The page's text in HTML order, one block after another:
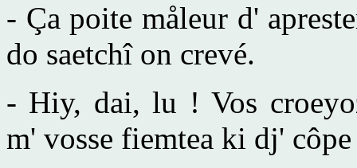
- Ça poite måleur d'
do saetchî on crevé.
- Hiy, dai, lu ! Vos
m' vosse fiemtea ki dj'